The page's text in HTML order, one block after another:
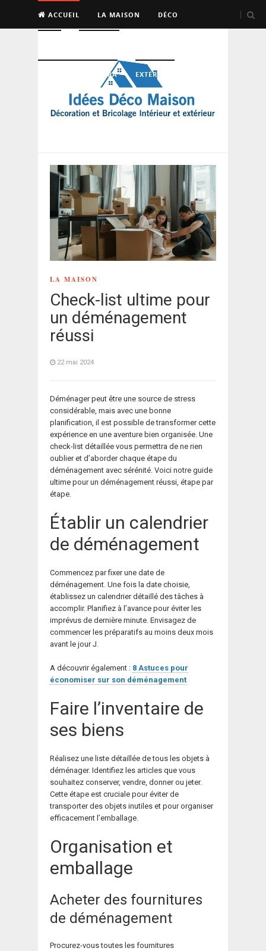
ACCUEIL LA MAISON DÉCO
PISCINE, SAUNA, SPA EXTÉRIEUR
LA MAISON
Check-list ultime pour
un déménagement
réussi
22 mai 2024
Déménager peut être une source de stress
considérable, mais avec une bonne
planification, il est possible de transformer cette
expérience en une aventure bien organisée. Une
check-list détaillée vous permettra de ne rien
oublier et d’aborder chaque étape du
déménagement avec sérénité. Voici notre guide
ultime pour un déménagement réussi, étape par
étape.
Établir un calendrier
de déménagement
Commencez par fixer une date de
déménagement. Une fois la date choisie,
établissez un calendrier détaillé des tâches à
accomplir. Planifiez à l’avance pour éviter les
imprévus de dernière minute. Envisagez de
commencer les préparatifs au moins deux mois
avant le jour J.
A découvrir également : 8 Astuces pour
économiser sur son déménagement
Faire l’inventaire de
ses biens
Réalisez une liste détaillée de tous les objets à
déménager. Identifiez les articles que vous
souhaitez conserver, vendre, donner ou jeter.
Cette étape est cruciale pour éviter de
transporter des objets inutiles et pour organiser
efficacement l’emballage.
Organisation et
emballage
Acheter des fournitures
de déménagement
Procurez-vous toutes les fournitures